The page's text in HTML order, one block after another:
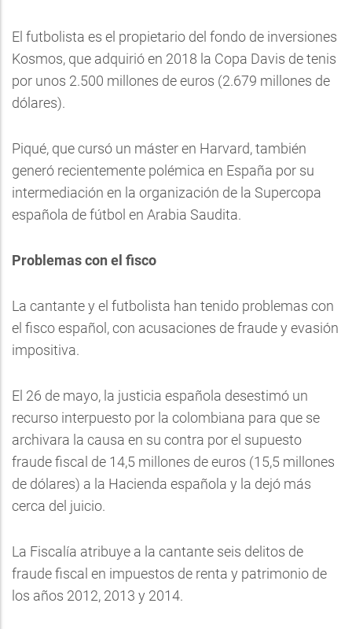
El futbolista es el propietario del fondo de inversiones
Kosmos, que adquirió en 2018 la Copa Davis de tenis
por unos 2.500 millones de euros (2.679 millones de
dólares).
Piqué, que cursó un máster en Harvard, también
generó recientemente polémica en España por su
intermediación en la organización de la Supercopa
española de fútbol en Arabia Saudita.
Problemas con el fisco
La cantante y el futbolista han tenido problemas con
el fisco español, con acusaciones de fraude y evasión
impositiva.
El 26 de mayo, la justicia española desestimó un
recurso interpuesto por la colombiana para que se
archivara la causa en su contra por el supuesto
fraude fiscal de 14,5 millones de euros (15,5 millones
de dólares) a la Hacienda española y la dejó más
cerca del juicio.
La Fiscalía atribuye a la cantante seis delitos de
fraude fiscal en impuestos de renta y patrimonio de
los años 2012, 2013 y 2014.